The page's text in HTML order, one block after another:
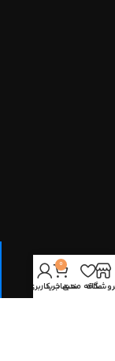
علاقه مندی
0
سبد خرید
حساب کاربری من